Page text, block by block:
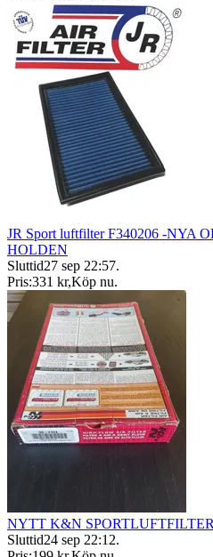
JR Sport luftfilter F340206 -NYA
HOLDEN
Sluttid27 sep 22:57.
Pris:331 kr,Köp nu.
NYTT K&N
Sluttid24 sep 22:12.